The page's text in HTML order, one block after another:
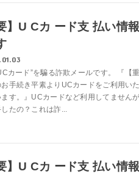
】U Cカ ード支 払い情
カード”を騙る詐欺メールです。 『【
お手続き平素よりUCカードをご利用い
ます。』UCカードなど利用してません
たの？これは詐...
】U Cカ ード支 払い情